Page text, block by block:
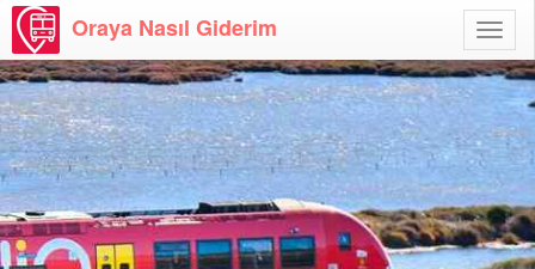
Aç
Oraya Nasıl Giderim